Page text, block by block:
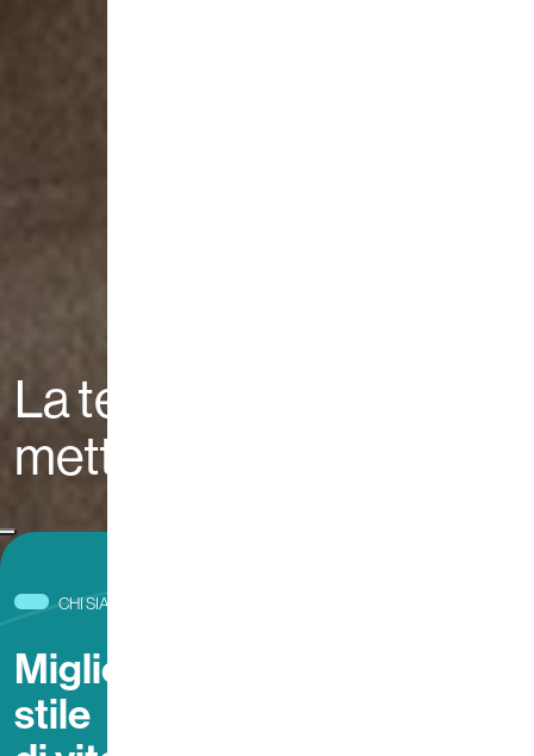
La tecnologia che ti
mette al centro
CHI SIAMO
Migliorare il benessere e lo
stile